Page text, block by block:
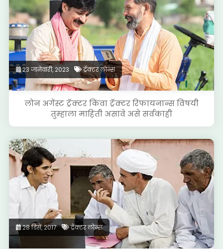
23 जानेवारी, 2023 ट्रॅक्टर लोन्स
लोन अगेंस्ट ट्रॅक्टर किंवा ट्रॅक्टर रिफायनान्स विषयी
तुम्हाला माहिती असावे असे सर्वकाही
28 डिसें, 2017 ट्रॅक्टर लोन्स